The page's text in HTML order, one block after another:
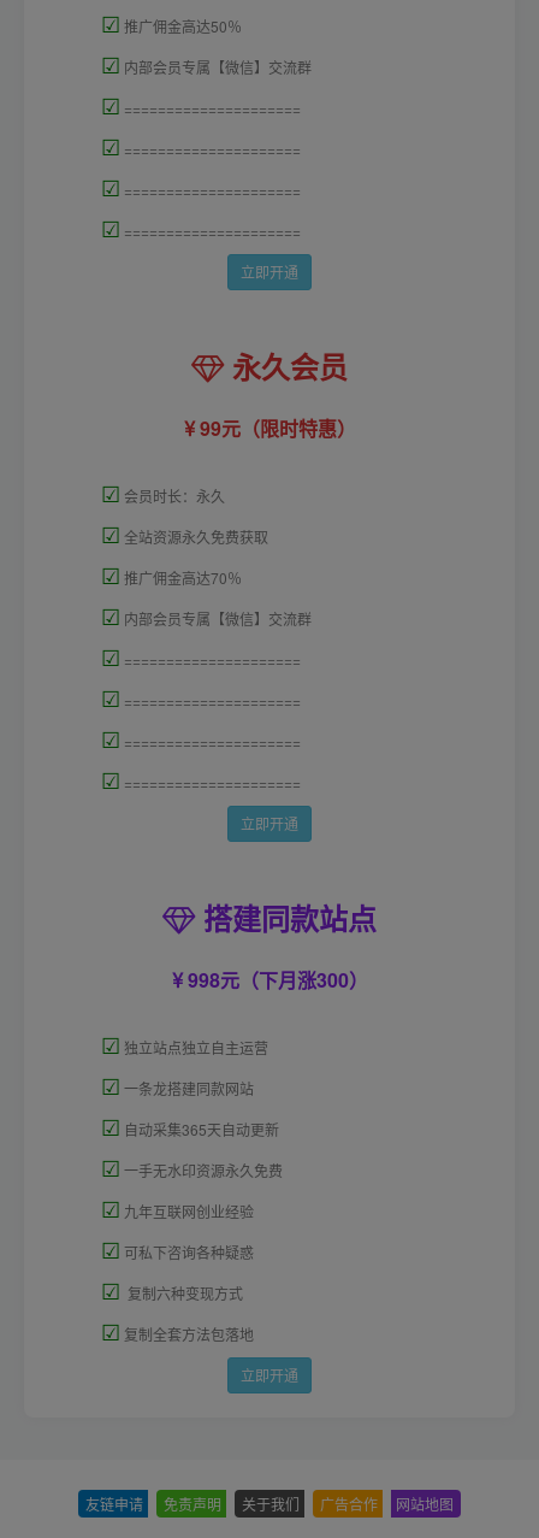
☑ 推广佣金高达50％
☑ 内部会员专属【微信】交流群
☑ =====================
☑ =====================
☑ =====================
☑ =====================
立即开通
永久会员
99元（限时特惠）
☑ 会员时长：永久
☑ 全站资源永久免费获取
☑ 推广佣金高达70％
☑ 内部会员专属【微信】交流群
☑ =====================
☑ =====================
☑ =====================
☑ =====================
立即开通
搭建同款站点
998元（下月涨300）
☑ 独立站点独立自主运营
☑ 一条龙搭建同款网站
☑ 自动采集365天自动更新
☑ 一手无水印资源永久免费
☑ 九年互联网创业经验
☑ 可私下咨询各种疑惑
☑ 复制六种变现方式
☑ 复制全套方法包落地
立即开通
友链申请 免责声明 关于我们 广告合作 网站地图